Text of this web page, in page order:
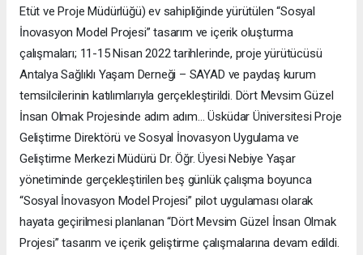
Etüt ve Proje Müdürlüğü) ev sahipliğinde yürütülen “Sosyal
İnovasyon Model Projesi” tasarım ve içerik oluşturma
çalışmaları; 11-15 Nisan 2022 tarihlerinde, proje yürütücüsü
Antalya Sağlıklı Yaşam Derneği – SAYAD ve paydaş kurum
temsilcilerinin katılımlarıyla gerçekleştirildi. Dört Mevsim Güzel
İnsan Olmak Projesinde adım adım… Üsküdar Üniversitesi Proje
Geliştirme Direktörü ve Sosyal İnovasyon Uygulama ve
Geliştirme Merkezi Müdürü Dr. Öğr. Üyesi Nebiye Yaşar
yönetiminde gerçekleştirilen beş günlük çalışma boyunca
“Sosyal İnovasyon Model Projesi” pilot uygulaması olarak
hayata geçirilmesi planlanan “Dört Mevsim Güzel İnsan Olmak
Projesi” tasarım ve içerik geliştirme çalışmalarına devam edildi.